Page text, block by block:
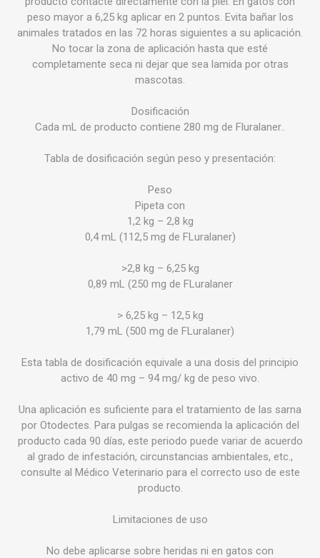
peso mayor a 6,25 kg aplicar en 2 puntos. Evita bañar los
animales tratados en las 72 horas siguientes a su aplicación.
No tocar la zona de aplicación hasta que esté
completamente seca ni dejar que sea lamida por otras
mascotas.
Dosificación
Cada mL de producto contiene 280 mg de Fluralaner..
Tabla de dosificación según peso y presentación:
Peso
Pipeta con
1,2 kg – 2,8 kg
0,4 mL (112,5 mg de FLuralaner)
>2,8 kg – 6,25 kg
0,89 mL (250 mg de FLuralaner
> 6,25 kg – 12,5 kg
1,79 mL (500 mg de FLuralaner)
Esta tabla de dosificación equivale a una dosis del principio
activo de 40 mg – 94 mg/ kg de peso vivo.
Una aplicación es suficiente para el tratamiento de las sarna
por Otodectes. Para pulgas se recomienda la aplicación del
producto cada 90 días, este periodo puede variar de acuerdo
al grado de infestación, circunstancias ambientales, etc.,
consulte al Médico Veterinario para el correcto uso de este
producto.
Limitaciones de uso
No debe aplicarse sobre heridas ni en gatos con